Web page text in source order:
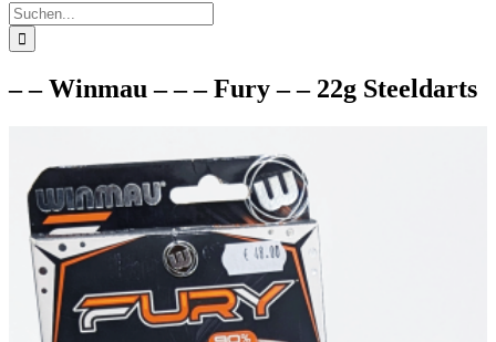
Suche
nach:
– – Winmau – – – Fury – – 22g Steeldarts